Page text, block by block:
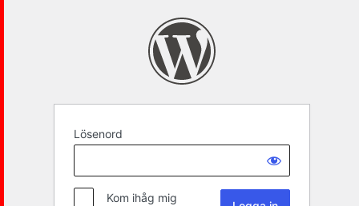
Lösenord
Kom ihåg mig